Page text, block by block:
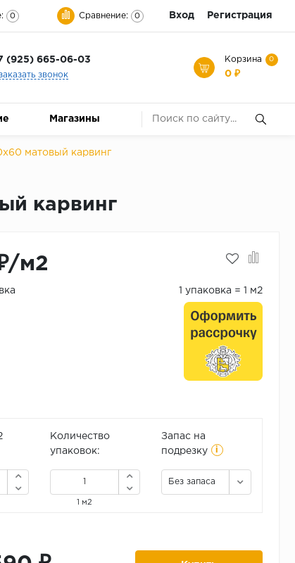
0 Сравнение: 0 Вход Регистрация
(925) 665-06-03
звонок
Корзина 0
0 ₽
Магазины
матовый карвинг
карвинг
м2
1 упаковка = 1 м2
Количество
упаковок:
1 м2
Запас на
подрезку
i
Без запаса